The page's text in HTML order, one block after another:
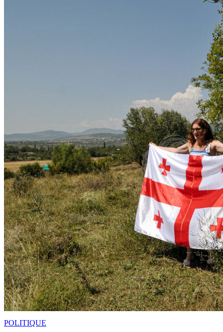
POLITIQUE